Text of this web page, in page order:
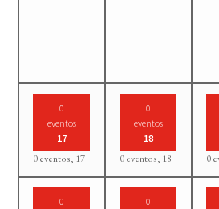
0
eventos
17
0 eventos, 17
0
eventos
18
0 eventos, 18 0
0
0